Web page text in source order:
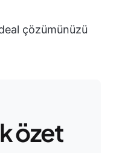
çözümünüzü
özet